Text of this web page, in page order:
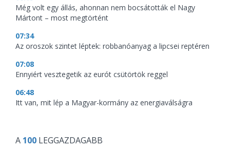
Még volt egy állás, ahonnan nem bocsátották el Nagy
Mártont – most megtörtént
07:34
Az oroszok szintet léptek: robbanóanyag a lipcsei reptéren
07:08
Ennyiért vesztegetik az eurót csütörtök reggel
06:48
Itt van, mit lép a Magyar-kormány az energiaválságra
A 100 LEGGAZDAGABB